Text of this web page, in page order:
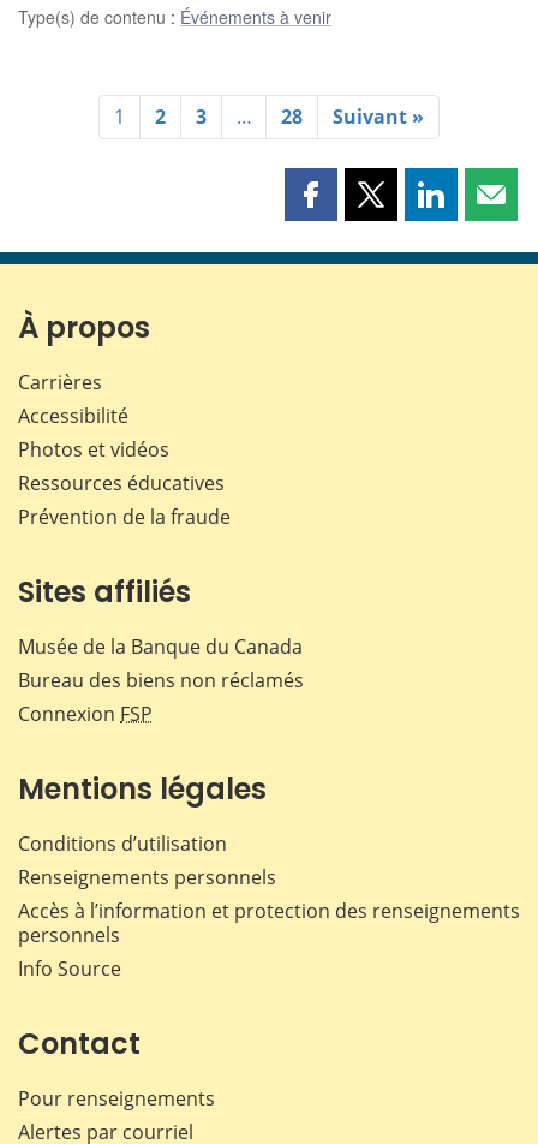
Type(s) de contenu : Événements à venir
1 2 3 … 28 Suivant »
Partager
page
Partager
page
Partager
page page
À propos
Carrières
Accessibilité
Photos et vidéos
Ressources éducatives
Prévention de la fraude
Sites affiliés
Musée de la Banque du Canada
Bureau des biens non réclamés
Connexion FSP
Mentions légales
Conditions d’utilisation
Renseignements personnels
Accès à l’information et protection des renseignements
personnels
Info Source
Contact
Pour renseignements
Alertes par courriel